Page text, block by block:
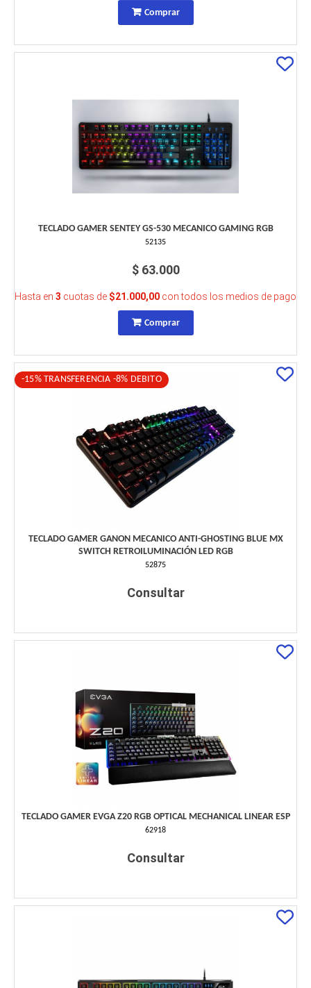
Comprar
TECLADO GAMER SENTEY GS-530 MECANICO GAMING RGB
52135
$ 63.000
Hasta en 3 cuotas de $21.000,00 con todos los medios de pago
Comprar
-15% TRANSFERENCIA -8% DEBITO
TECLADO GAMER GANON MECANICO ANTI-GHOSTING BLUE MX
SWITCH RETROILUMINACIÓN LED RGB
52875
Consultar
TECLADO GAMER EVGA Z20 RGB OPTICAL MECHANICAL LINEAR ESP
62918
Consultar